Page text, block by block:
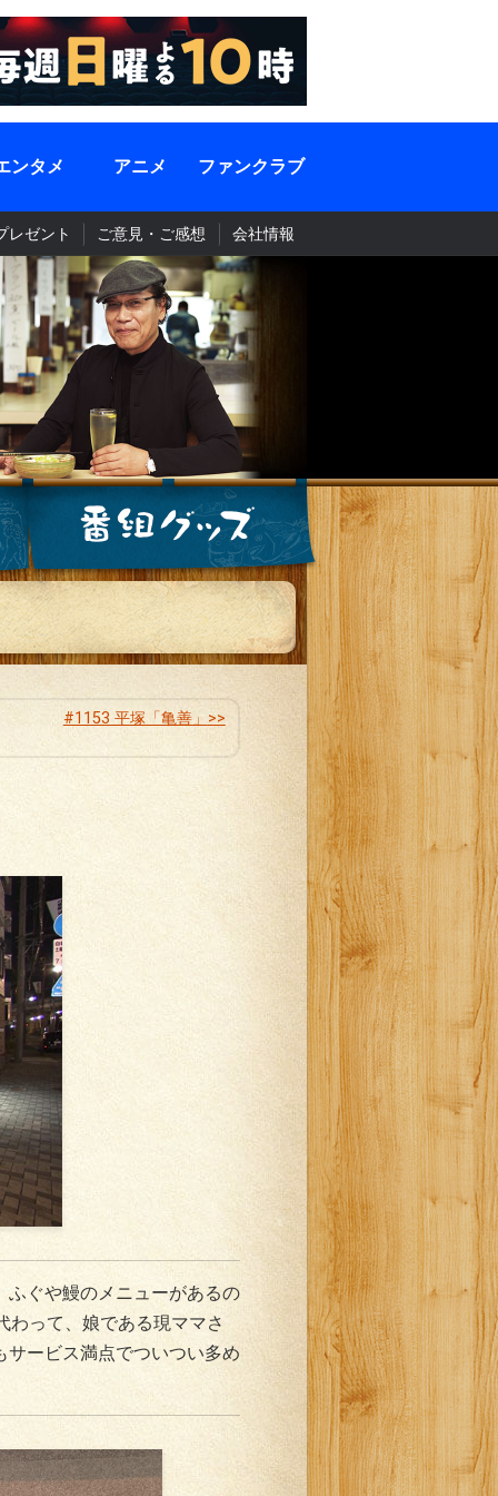
ンタメ アニメ ファンクラブ
レゼント ご意見・ご感想 会社情報
#1153 平塚「亀善」
ふぐや鰻のメニューがあるの
わって、娘である現ママさ
ービス満点でついつい多め